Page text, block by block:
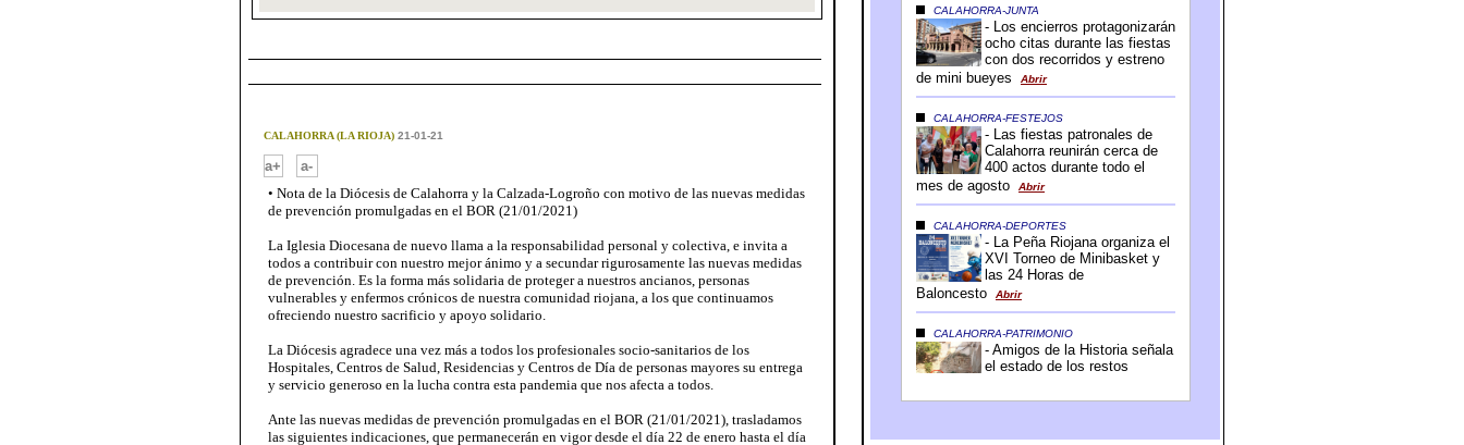
CALAHORRA (LA RIOJA)21-01-21
a+
a-
• Nota de la Diócesis de Calahorra y la Calzada-Logroño con motivo de las nuevas medidas
de prevención promulgadas en el BOR (21/01/2021)
La Iglesia Diocesana de nuevo llama a la responsabilidad personal y colectiva, e invita a
todos a contribuir con nuestro mejor ánimo y a secundar rigurosamente las nuevas medidas
de prevención. Es la forma más solidaria de proteger a nuestros ancianos, personas
vulnerables y enfermos crónicos de nuestra comunidad riojana, a los que continuamos
ofreciendo nuestro sacrificio y apoyo solidario.
La Diócesis agradece una vez más a todos los profesionales socio-sanitarios de los
Hospitales, Centros de Salud, Residencias y Centros de Día de personas mayores su entrega
y servicio generoso en la lucha contra esta pandemia que nos afecta a todos.
Ante las nuevas medidas de prevención promulgadas en el BOR (21/01/2021), trasladamos
las siguientes indicaciones, que permanecerán en vigor desde el día 22 de enero hasta el día